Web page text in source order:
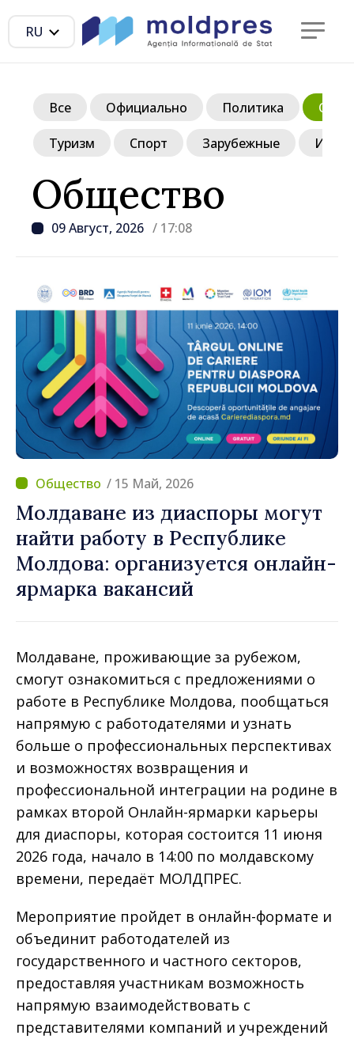
RU
Общество
09 Август, 2026 / 17:08
Все Официально Политика
Туризм Спорт Зарубежные
/ 15 Май, 2026
Молдаване из диаспоры могут
найти работу в Республике
Молдова: организуется онлайн-
ярмарка вакансий
Молдаване, проживающие за рубежом,
смогут ознакомиться с предложениями о
работе в Республике Молдова, пообщаться
напрямую с работодателями и узнать
больше о профессиональных перспективах
и возможностях возвращения и
профессиональной интеграции на родине в
рамках второй Онлайн-ярмарки карьеры
для диаспоры, которая состоится 11 июня
2026 года, начало в 14:00 по молдавскому
времени, передаёт МОЛДПРЕС.
Мероприятие пройдет в онлайн-формате и
объединит работодателей из
государственного и частного секторов,
предоставляя участникам возможность
напрямую взаимодействовать с
представителями компаний и учреждений